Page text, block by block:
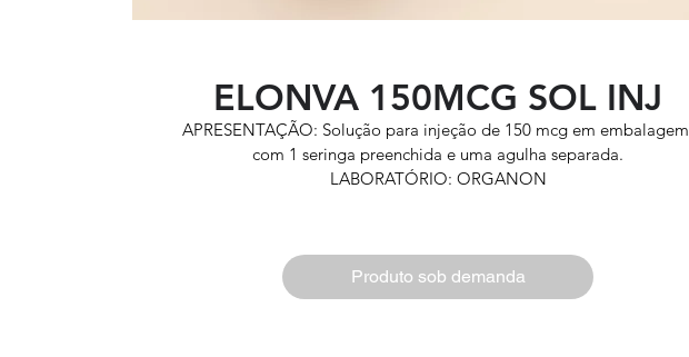
ELONVA 150MCG SOL INJ
APRESENTAÇÃO: Solução para injeção de 150 mcg em embalagem
com 1 seringa preenchida e uma agulha separada.
LABORATÓRIO: ORGANON
INDICAÇÕES DE USO:
Estimulação Ovariana Controlada (EOC) em associação com um
antagonista de GnRH para o desenvolvimento de folículos múltiplos
Produto sob demanda